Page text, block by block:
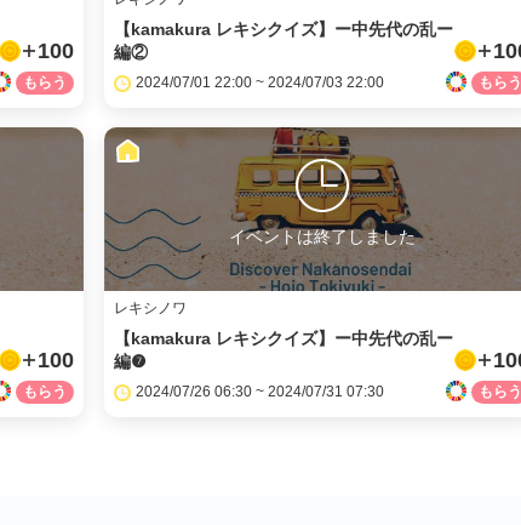
100
【kamakura レキシクイズ】ー中先代の乱ー
編②
2024/07/01 22:00 ~ 2024/07/03 22:00
100
イベントは終了しました
レキシノワ
【kamakura レキシクイズ】ー中先代の乱ー
編❼
2024/07/26 06:30 ~ 2024/07/31 07:30